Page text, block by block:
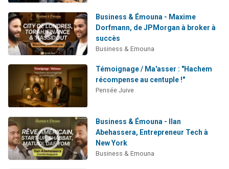
Business & Émouna - Maxime
Dorfmann, de JPMorgan à broker à
succès
Business & Emouna
Témoignage / Ma'asser : "Hachem
récompense au centuple !"
Pensée Juive
Business & Émouna - Ilan
Abehassera, Entrepreneur Tech à
New York
Business & Emouna